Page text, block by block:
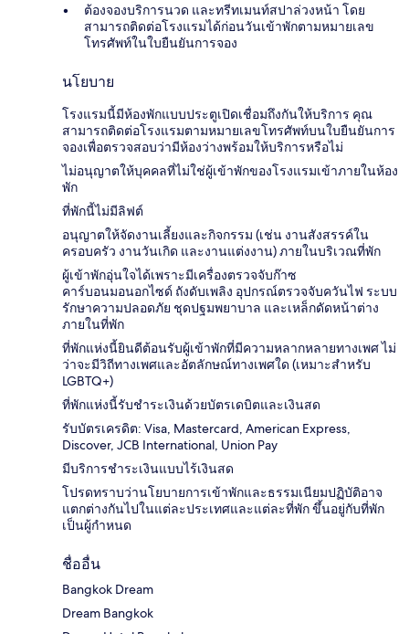
ต้องจองบริการนวด และทรีทเมนท์สปาล่วงหน้า โดย
สามารถติดต่อโรงแรมได้ก่อนวันเข้าพักตามหมายเลข
โทรศัพท์ในใบยืนยันการจอง
นโยบาย
โรงแรมนี้มีห้องพักแบบประตูเปิดเชื่อมถึงกันให้บริการ คุณ
สามารถติดต่อโรงแรมตามหมายเลขโทรศัพท์บนใบยืนยันการ
จองเพื่อตรวจสอบว่ามีห้องว่างพร้อมให้บริการหรือไม่
ไม่อนุญาตให้บุคคลที่ไม่ใช่ผู้เข้าพักของโรงแรมเข้าภายในห้อง
พัก
ที่พักนี้ไม่มีลิฟต์
อนุญาตให้จัดงานเลี้ยงและกิจกรรม (เช่น งานสังสรรค์ใน
ครอบครัว งานวันเกิด และงานแต่งงาน) ภายในบริเวณที่พัก
ผู้เข้าพักอุ่นใจได้เพราะมีเครื่องตรวจจับก๊าซ
คาร์บอนมอนอกไซด์ ถังดับเพลิง อุปกรณ์ตรวจจับควันไฟ ระบบ
รักษาความปลอดภัย ชุดปฐมพยาบาล และเหล็กดัดหน้าต่าง
ภายในที่พัก
ที่พักแห่งนี้ยินดีต้อนรับผู้เข้าพักที่มีความหลากหลายทางเพศ ไม่
ว่าจะมีวิถีทางเพศและอัตลักษณ์ทางเพศใด (เหมาะสำหรับ
LGBTQ+)
ที่พักแห่งนี้รับชำระเงินด้วยบัตรเดบิตและเงินสด
รับบัตรเครดิต: Visa, Mastercard, American Express,
Discover, JCB International, Union Pay
มีบริการชำระเงินแบบไร้เงินสด
โปรดทราบว่านโยบายการเข้าพักและธรรมเนียมปฏิบัติอาจ
แตกต่างกันไปในแต่ละประเทศและแต่ละที่พัก ขึ้นอยู่กับที่พัก
เป็นผู้กำหนด
ชื่ออื่น
Bangkok Dream
Dream Bangkok